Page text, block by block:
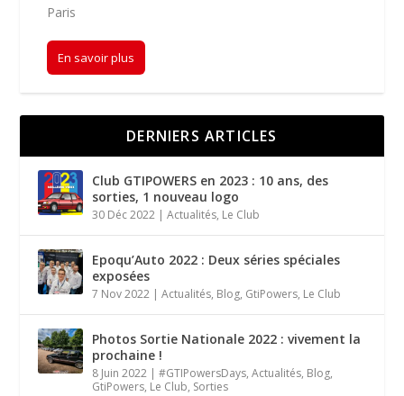
Paris
En savoir plus
DERNIERS ARTICLES
Club GTIPOWERS en 2023 : 10 ans, des
sorties, 1 nouveau logo
30 Déc 2022 |Actualités, Le Club
Epoqu’Auto 2022 : Deux séries spéciales
exposées
7 Nov 2022 |Actualités, Blog, GtiPowers, Le Club
Photos Sortie Nationale 2022 : vivement la
prochaine !
8 Juin 2022 |#GTIPowersDays,Actualités, Blog,
GtiPowers, Le Club, Sorties